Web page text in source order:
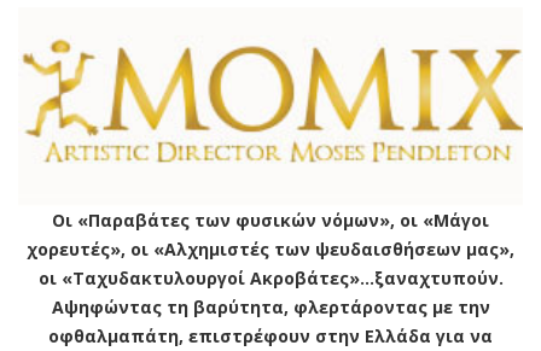
Οι «Παραβάτες των φυσικών νόμων», οι «Μάγοι
χορευτές», οι «Αλχημιστές των ψευδαισθήσεων μας»,
οι «Ταχυδακτυλουργοί Ακροβάτες»…ξαναχτυπούν.
Αψηφώντας τη βαρύτητα, φλερτάροντας με την
οφθαλμαπάτη, επιστρέφουν στην Ελλάδα για να